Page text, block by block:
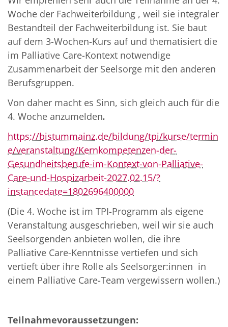
Woche der Fachweiterbildung , weil sie integraler
Bestandteil der Fachweiterbildung ist. Sie baut
auf dem 3-Wochen-Kurs auf und thematisiert die
im Palliative Care-Kontext notwendige
Zusammenarbeit der Seelsorge mit den anderen
Berufsgruppen.
Von daher macht es Sinn, sich gleich auch für die
4. Woche anzumelden.
https://bistummainz.de/bildung/tpi/kurse/termin
e/veranstaltung/Kernkompetenzen-der-
Gesundheitsberufe-im-Kontext-von-Palliative-
Care-und-Hospizarbeit-2027.02.15/?
instancedate=1802696400000
(Die 4. Woche ist im TPI-Programm als eigene
Veranstaltung ausgeschrieben, weil wir sie auch
Seelsorgenden anbieten wollen, die ihre
Palliative Care-Kenntnisse vertiefen und sich
vertieft über ihre Rolle als Seelsorger:innen in
einem Palliative Care-Team vergewissern wollen.)
Teilnahmevoraussetzungen: